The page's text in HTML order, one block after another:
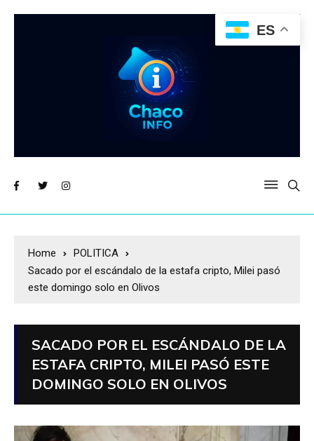
Home
POLITICA
Sacado por el escándalo de la estafa cripto, Milei pasó
este domingo solo en Olivos
SACADO POR EL ESCÁNDALO DE LA
ESTAFA CRIPTO, MILEI PASÓ ESTE
DOMINGO SOLO EN OLIVOS
ES